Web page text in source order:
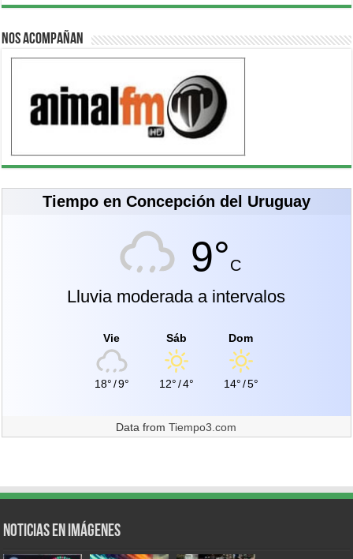
Nos acompañan
Tiempo en Concepción del Uruguay
9°C
Lluvia moderada a intervalos
Vie
18°/9°
Sáb
12°/4°
Dom
14°/5°
Data fromTiempo3.com
Noticias en Imágenes